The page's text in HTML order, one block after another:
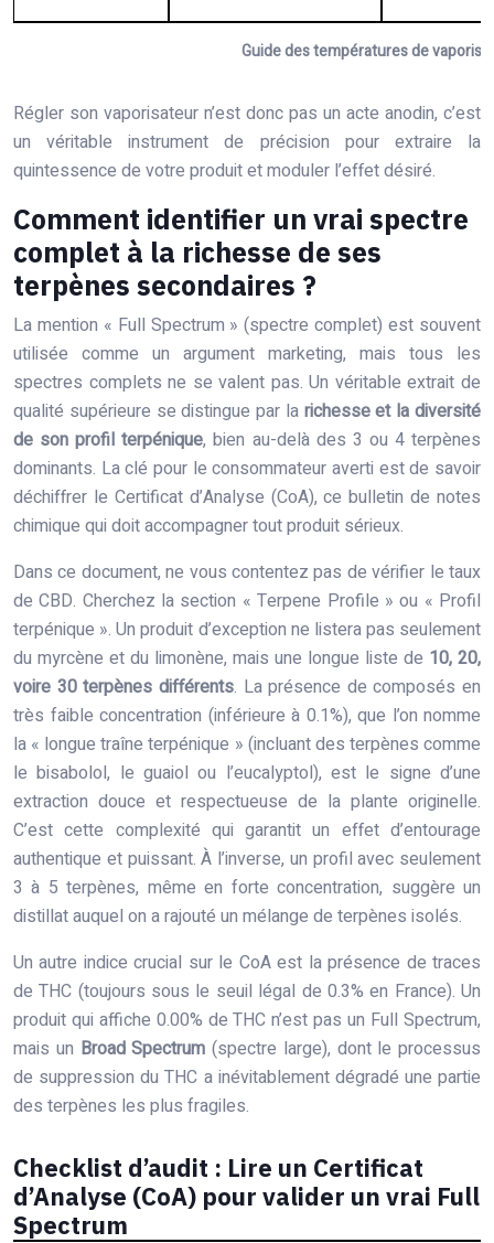
Guide des températures de
Régler son vaporisateur n’est donc pas un acte anodin, c’est
un véritable instrument de précision pour extraire la
quintessence de votre produit et moduler l’effet désiré.
Comment identifier un vrai spectre
complet à la richesse de ses
terpènes secondaires ?
La mention « Full Spectrum » (spectre complet) est souvent
utilisée comme un argument marketing, mais tous les
spectres complets ne se valent pas. Un véritable extrait de
qualité supérieure se distingue par la richesse et la diversité
de son profil terpénique, bien au-delà des 3 ou 4 terpènes
dominants. La clé pour le consommateur averti est de savoir
déchiffrer le Certificat d’Analyse (CoA), ce bulletin de notes
chimique qui doit accompagner tout produit sérieux.
Dans ce document, ne vous contentez pas de vérifier le taux
de CBD. Cherchez la section « Terpene Profile » ou « Profil
terpénique ». Un produit d’exception ne listera pas seulement
du myrcène et du limonène, mais une longue liste de 10, 20,
voire 30 terpènes différents. La présence de composés en
très faible concentration (inférieure à 0.1%), que l’on nomme
la « longue traîne terpénique » (incluant des terpènes comme
le bisabolol, le guaiol ou l’eucalyptol), est le signe d’une
extraction douce et respectueuse de la plante originelle.
C’est cette complexité qui garantit un effet d’entourage
authentique et puissant. À l’inverse, un profil avec seulement
3 à 5 terpènes, même en forte concentration, suggère un
distillat auquel on a rajouté un mélange de terpènes isolés.
Un autre indice crucial sur le CoA est la présence de traces
de THC (toujours sous le seuil légal de 0.3% en France). Un
produit qui affiche 0.00% de THC n’est pas un Full Spectrum,
mais un Broad Spectrum (spectre large), dont le processus
de suppression du THC a inévitablement dégradé une partie
des terpènes les plus fragiles.
Checklist d’audit : Lire un Certificat
d’Analyse (CoA) pour valider un vrai Full
Spectrum